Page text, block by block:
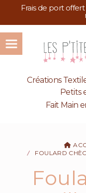
Frais de port
Créations
Petits
Fait Main
FOULARD
Panneau de gestion des